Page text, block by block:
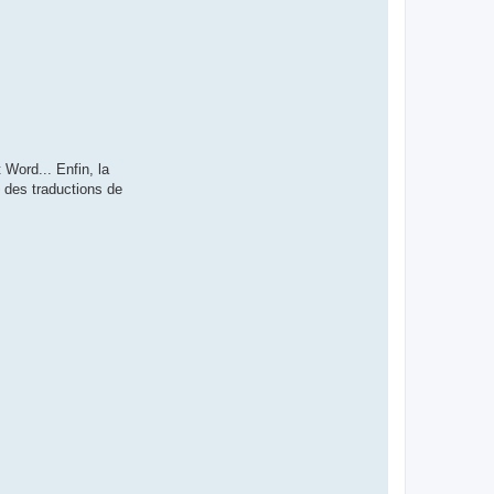
Word... Enfin, la
traductions de